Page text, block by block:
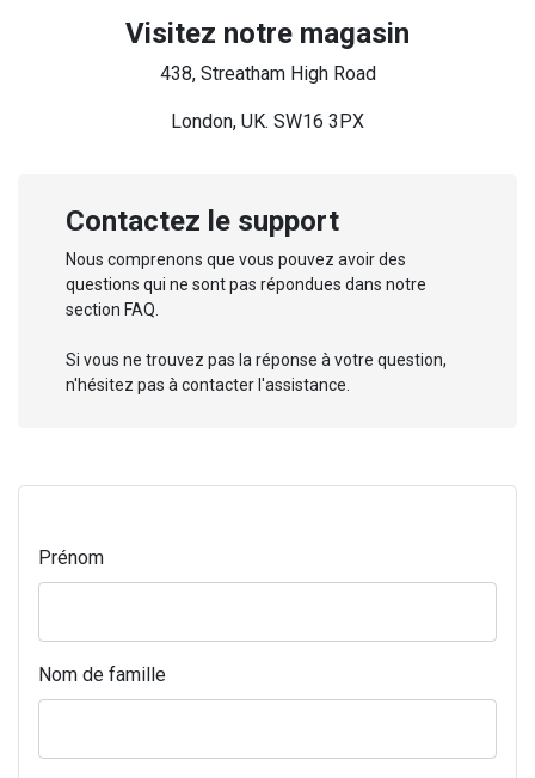
Visitez notre magasin
438, Streatham High Road
London, UK. SW16 3PX
Contactez le support
Nous comprenons que vous pouvez avoir des
questions qui ne sont pas répondues dans notre
section FAQ.
Si vous ne trouvez pas la réponse à votre question,
n'hésitez pas à contacter l'assistance.
Prénom
Nom de famille